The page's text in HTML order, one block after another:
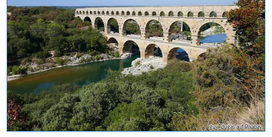
guy_dugas auf Pixabay